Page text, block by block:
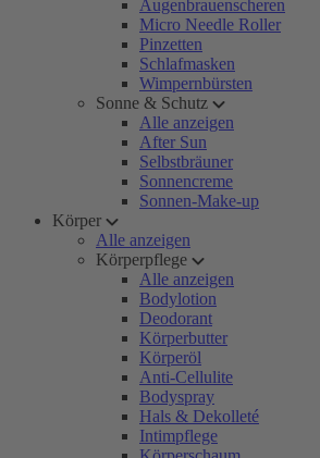
Augenbrauenscheren
Micro Needle Roller
Pinzetten
Schlafmasken
Wimpernbürsten
Sonne & Schutz
Alle anzeigen
After Sun
Selbstbräuner
Sonnencreme
Sonnen-Make-up
Körper
Alle anzeigen
Körperpflege
Alle anzeigen
Bodylotion
Deodorant
Körperbutter
Körperöl
Anti-Cellulite
Bodyspray
Hals & Dekolleté
Intimpflege